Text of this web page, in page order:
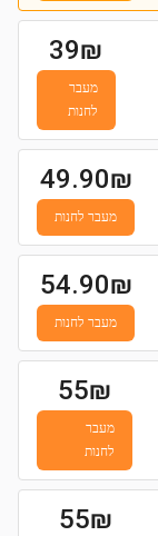
39₪
מעבר
לחנות
49.90₪
מעבר לחנות
54.90₪
מעבר לחנות
55₪
מעבר
לחנות
55₪